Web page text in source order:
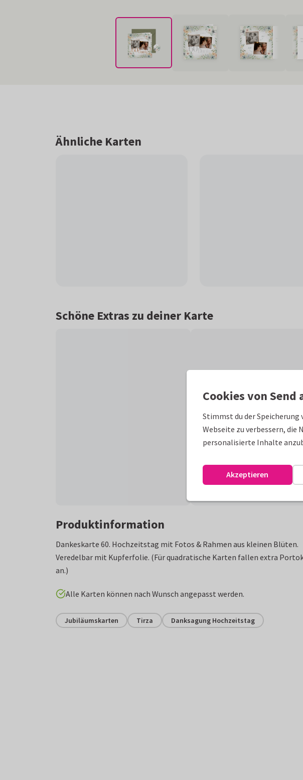
Ähnliche Karten
Schöne Extras zu deiner Karte
Produktinformation
Dankeskarte 60. Hochzeitstag mit Fotos & Rahmen aus kleinen Blüten.
Veredelbar mit Kupferfolie. (Für quadratische Karten fallen extra
an.)
Alle Karten können nach Wunsch angepasst werden.
Jubiläumskarten Tirza Danksagung Hochzeitstag
Cookies von Send
Stimmst du der Speicherung
Webseite zu verbessern, die
personalisierte Inhalte
Akzeptieren